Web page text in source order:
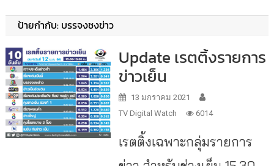
ป้ายกำกับ: บรรจงชงข่าว
Update เรตติ้งรายการ
ข่าวเย็น
13 มกราคม 2021
TV Digital Watch
6014
เรตติ้งเฉพาะกลุ่มรายการ